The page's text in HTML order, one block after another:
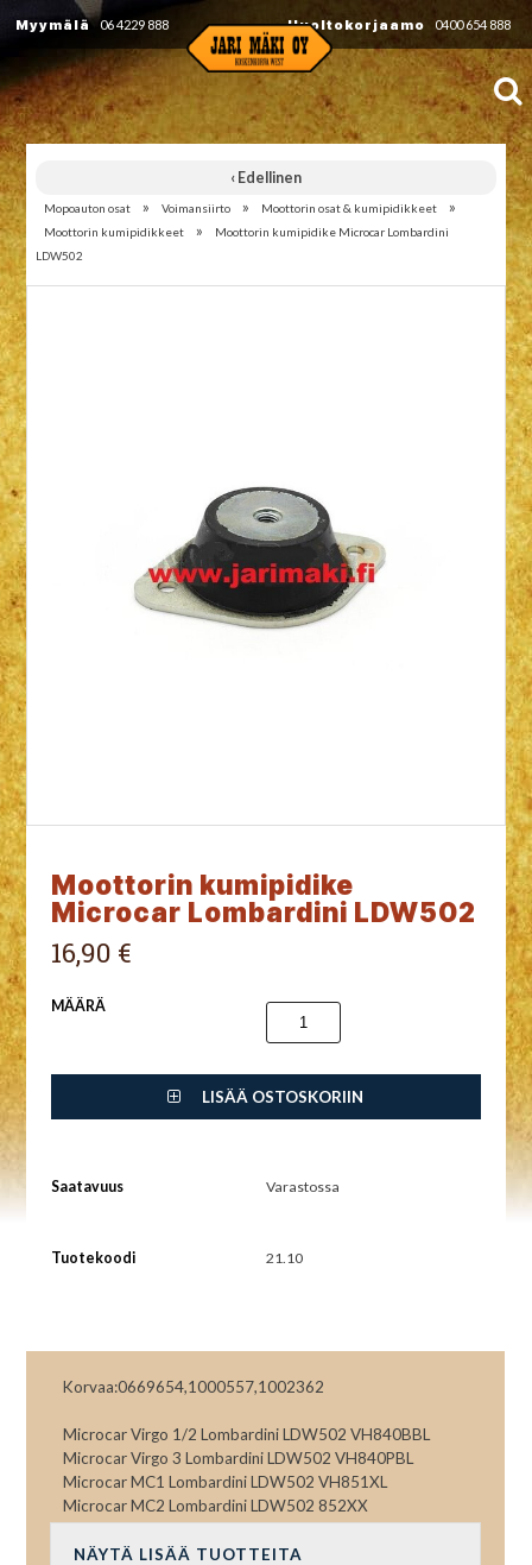
Myymälä 06 4229 888 Huoltokorjaamo 0400 654 888
‹ Edellinen
Mopoauton osat » Voimansiirto » Moottorin osat & kumipidikkeet »
Moottorin kumipidikkeet »
Moottorin kumipidike Microcar Lombardini
LDW502
Moottorin kumipidike
Microcar Lombardini LDW502
16,90 €
MÄÄRÄ
LISÄÄ OSTOSKORIIN
Saatavuus Varastossa
Tuotekoodi 21.10
Korvaa:0669654,1000557,1002362
Microcar Virgo 1/2 Lombardini LDW502 VH840BBL
Microcar Virgo 3 Lombardini LDW502 VH840PBL
Microcar MC1 Lombardini LDW502 VH851XL
Microcar MC2 Lombardini LDW502 852XX
NÄYTÄ LISÄÄ TUOTTEITA